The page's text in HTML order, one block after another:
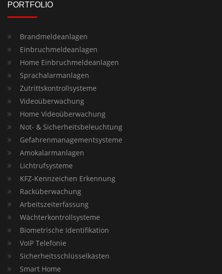
PORTFOLIO
Brandmeldeanlagen
Einbruchmeldeanlagen
Home Einbruchmeldeanlagen
Sprachalarmanlagen
Zutrittskontrollsysteme
Videoüberwachung
Home Videoüberwachung
Not- & Sicherheitsbeleuchtung
Gefahrenmanagementsysteme
Amokalarmanlagen
Lichtrufsysteme
KFZ-Kennzeichen Erkennung
Racküberwachung
Arbeitszeiterfassung
Wächterkontrollsysteme
Biometrische Identifikation
VoIP Telefonie
Sicherheitsschlüsselkästen
Smart Home